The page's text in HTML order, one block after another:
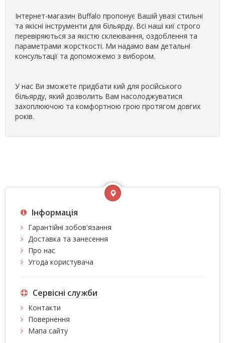
Інтернет-магазин Buffalo пропонує Вашій увазі стильні
та якісні інструменти для більярду. Всі наші киї строго
перевіряються за якістю склеювання, оздоблення та
параметрами жорсткості. Ми надамо вам детальні
консультації та допоможемо з вибором.
У нас Ви зможете придбати кий для російського
більярду, який дозволить Вам насолоджуватися
захоплюючою та комфортною грою протягом довгих
років.
Інформація
Гарантійні зобов'язання
Доставка та занесення
Про нас
Угода користувача
Сервісні служби
Контакти
Повернення
Мапа сайту